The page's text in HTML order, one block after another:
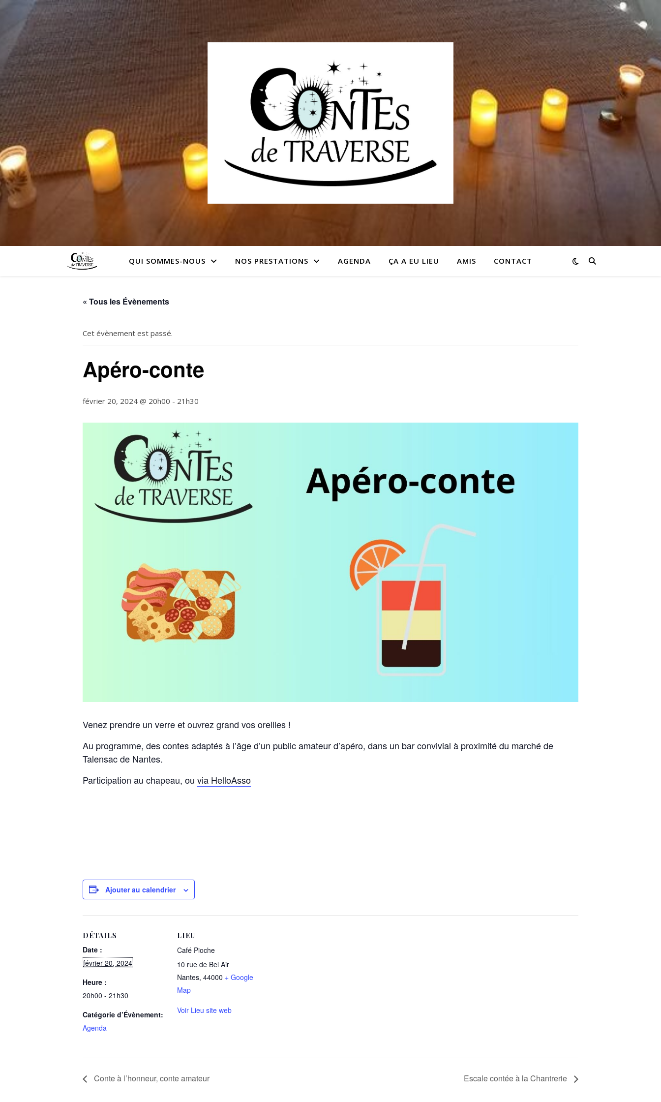
QUI SOMMES-NOUS NOS PRESTATIONS AGENDA ÇA A EU LIEU AMIS CONTACT
« Tous les Évènements
Cet évènement est passé.
Apéro-conte
février 20, 2024 @ 20h00 - 21h30
Venez prendre un verre et ouvrez grand vos oreilles !
Au programme, des contes adaptés à l’âge d’un public amateur d’apéro, dans un bar convivial à proximité du marché de
Talensac de Nantes.
Participation au chapeau, ou via HelloAsso
Ajouter au calendrier
DÉTAILS
Date :
février 20, 2024
Heure :
20h00 - 21h30
Catégorie d’Évènement:
Agenda
LIEU
Café Pioche
10 rue de Bel Air
Nantes, 44000 + Google
Map
Voir Lieu site web
Conte à l’honneur, conte amateur Escale contée à la Chantrerie